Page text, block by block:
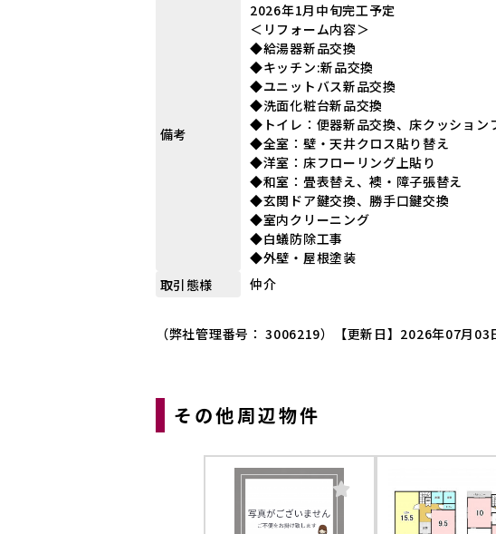
備考
2026年1月中旬完工予定
＜リフォーム内容＞
◆給湯器新品交換
◆キッチン:新品交換
◆ユニットバス新品交換
◆洗面化粧台新品交換
◆トイレ：便器新品交換、床クッション
◆全室：壁・天井クロス貼り替え
◆洋室：床フローリング上貼り
◆和室：畳表替え、襖・障子張替え
◆玄関ドア鍵交換、勝手口鍵交換
◆室内クリーニング
◆白蟻防除工事
◆外壁・屋根塗装
取引態様
仲介
（弊社管理番号： 3006219） 【更新日】2026年07月03
その他周辺物件